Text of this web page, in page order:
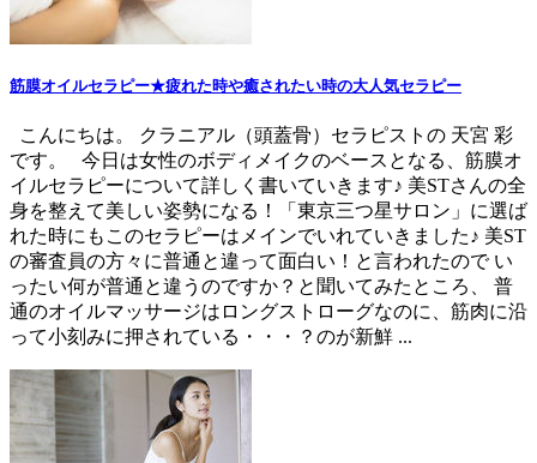
筋膜オイルセラピー★疲れた時や癒されたい時の大人気セラピー
こんにちは。 クラニアル（頭蓋骨）セラピストの 天宮 彩
です。 今日は女性のボディメイクのベースとなる、筋膜オ
イルセラピーについて詳しく書いていきます♪ 美STさんの全
身を整えて美しい姿勢になる！「東京三つ星サロン」に選ば
れた時にもこのセラピーはメインでいれていきました♪ 美ST
の審査員の方々に普通と違って面白い！と言われたので い
ったい何が普通と違うのですか？と聞いてみたところ、 普
通のオイルマッサージはロングストローグなのに、筋肉に沿
って小刻みに押されている・・・？のが新鮮 ...